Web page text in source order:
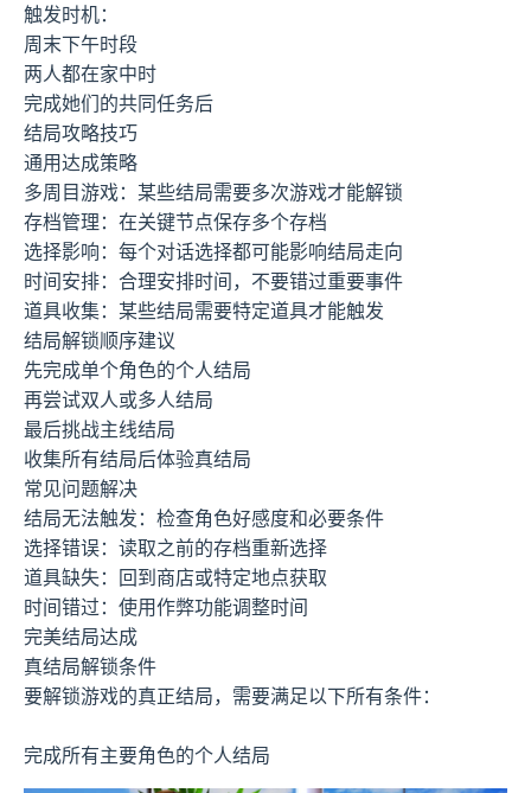
触发时机：
周末下午时段
两人都在家中时
完成她们的共同任务后
结局攻略技巧
通用达成策略
多周目游戏：某些结局需要多次游戏才能解锁
存档管理：在关键节点保存多个存档
选择影响：每个对话选择都可能影响结局走向
时间安排：合理安排时间，不要错过重要事件
道具收集：某些结局需要特定道具才能触发
结局解锁顺序建议
先完成单个角色的个人结局
再尝试双人或多人结局
最后挑战主线结局
收集所有结局后体验真结局
常见问题解决
结局无法触发：检查角色好感度和必要条件
选择错误：读取之前的存档重新选择
道具缺失：回到商店或特定地点获取
时间错过：使用作弊功能调整时间
完美结局达成
真结局解锁条件
要解锁游戏的真正结局，需要满足以下所有条件：
完成所有主要角色的个人结局